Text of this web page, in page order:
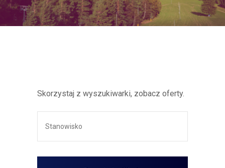
Skorzystaj z wyszukiwarki, zobacz oferty.